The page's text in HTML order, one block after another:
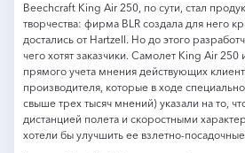
Beechcraft King Air 250, по сути, стал
творчества: фирма BLR создала для него
достались от Hartzell. Но до этого
чего хотят заказчики. Самолет King Air 250
прямого учета мнения действующих
производителя, которые в ходе
свыше трех тысяч мнений) указали на то,
дистанцией полета и скоростными
хотели бы улучшить ее взлетно-